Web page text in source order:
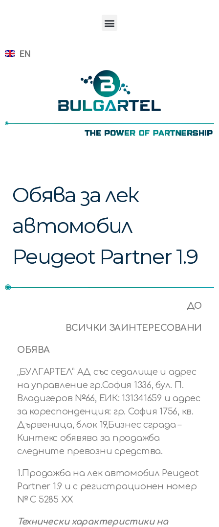
EN
Обява за лек
автомобил
Peugeot Partner 1.9
ДО
ВСИЧКИ ЗАИНТЕРЕСОВАНИ
ОБЯВА
„БУЛГАРТЕЛ” АД със седалище и адрес
на управление гр.София 1336, бул. П.
Владигеров №66, ЕИК: 131341659 и адрес
за кореспонденция: гр. София 1756, кв.
Дървеница, блок 19,Бизнес сграда –
Кинтекс обявява за продажба
следните превозни средства.
1.Продажба на лек автомобил Peugeot
Partner 1.9 и с регистрационен номер
№ С 5285 XX
Технически характеристики на